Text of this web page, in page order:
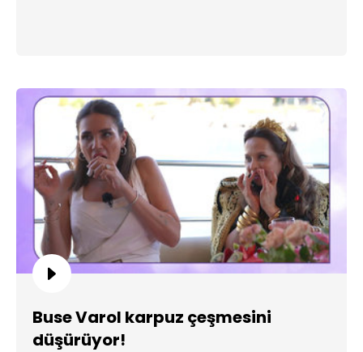
Buse Varol karpuz çeşmesini
düşürüyor!